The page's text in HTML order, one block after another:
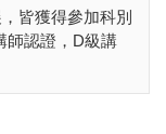
皆獲得參加科別
師認證，D級講